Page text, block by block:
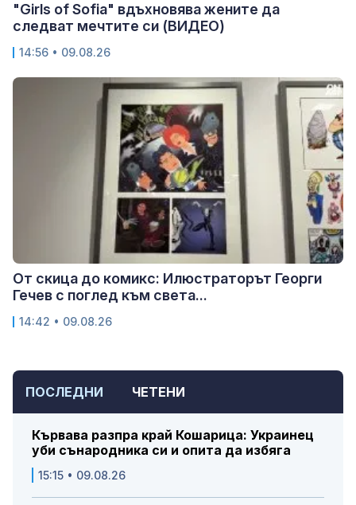
ПОСЛЕДНИ ЧЕТЕНИ
Кървава разпра край Кошарица: Украинец
уби сънародника си и опита да избяга
15:15 • 09.08.26
"Girls of Sofia" вдъхновява жените да
следват мечтите си (ВИДЕО)
14:56 • 09.08.26
От скица до комикс: Илюстраторът Георги
Гечев с поглед към света...
14:42 • 09.08.26